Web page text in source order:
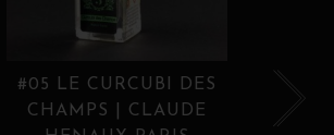
#05 LE CURCUBI DES
CHAMPS | CLAUDE